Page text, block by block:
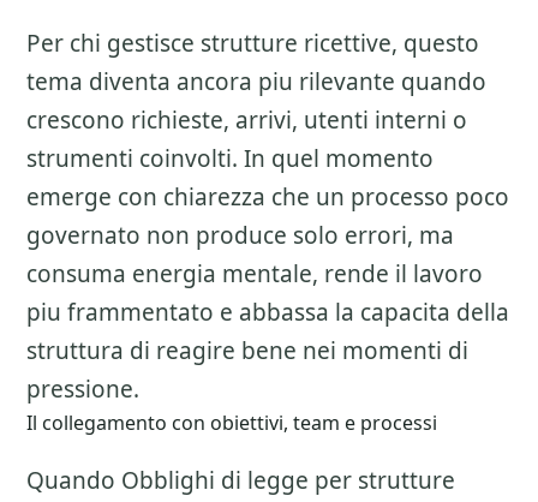
Per chi gestisce strutture ricettive, questo
tema diventa ancora piu rilevante quando
crescono richieste, arrivi, utenti interni o
strumenti coinvolti. In quel momento
emerge con chiarezza che un processo poco
governato non produce solo errori, ma
consuma energia mentale, rende il lavoro
piu frammentato e abbassa la capacita della
struttura di reagire bene nei momenti di
pressione.
Il collegamento con obiettivi, team e processi
Quando Obblighi di legge per strutture